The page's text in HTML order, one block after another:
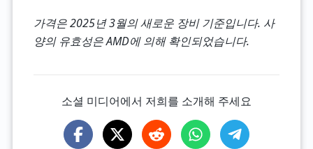
가격은 2025년 3월의 새로운 장비 기준입니다. 사
양의 유효성은 AMD에 의해 확인되었습니다.
소셜 미디어에서 저희를 소개해 주세요